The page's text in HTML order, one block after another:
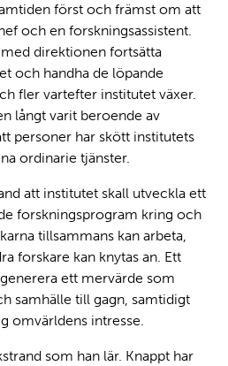
först och främst om att
och en forskningsassistent.
direktionen fortsätta
och handha de löpande
fler vartefter institutet växer.
långt varit beroende av
personer har skött institutets
ordinarie tjänster.
att institutet skall utveckla ett
forskningsprogram kring och
tillsammans kan arbeta,
forskare kan knytas an. Ett
ett mervärde som
samhälle till gagn, samtidigt
omvärldens intresse.
som han lär. Knappt har